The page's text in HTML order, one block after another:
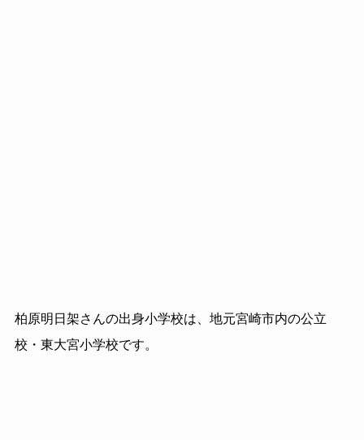
柏原明日架さんの出身小学校は、地元宮崎市内の公立
校・東大宮小学校です。